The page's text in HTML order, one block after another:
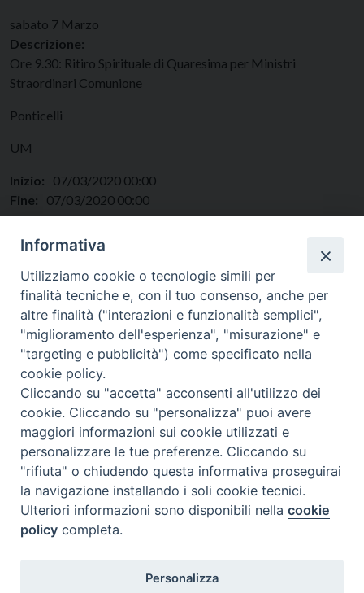
sabato 7 Marzo
Descrizione:
Ore 9.30: Ritiro Spirituale di Quaresima per Ministri
Straordinari Comunione
Ponticelli
UM
Inizio:
07/03/2020 00:00
Fine:
07/03/2020 00:00
Categorie: Calendario diocesano
Regione: Lazio
Piazza Mario Dottori, 14
02047 Poggio Mirteto (Rieti)
diocesi@diocesisabina.it
Informativa
Utilizziamo cookie o tecnologie simili per
finalità tecniche e, con il tuo consenso, anche per
altre finalità ("interazioni e funzionalità semplici",
"miglioramento dell'esperienza", "misurazione" e
"targeting e pubblicità") come specificato nella
cookie policy.
Cliccando su "accetta" acconsenti all'utilizzo dei
cookie. Cliccando su "personalizza" puoi avere
maggiori informazioni sui cookie utilizzati e
personalizzare le tue preferenze. Cliccando su
"rifiuta" o chiudendo questa informativa proseguirai
la navigazione installando i soli cookie tecnici.
Ulteriori informazioni sono disponibili nellacookie
policy completa.
Personalizza